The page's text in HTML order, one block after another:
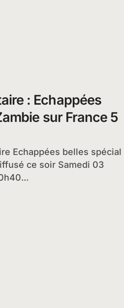
: Echappées
sur France 5
ce soir Samedi 03